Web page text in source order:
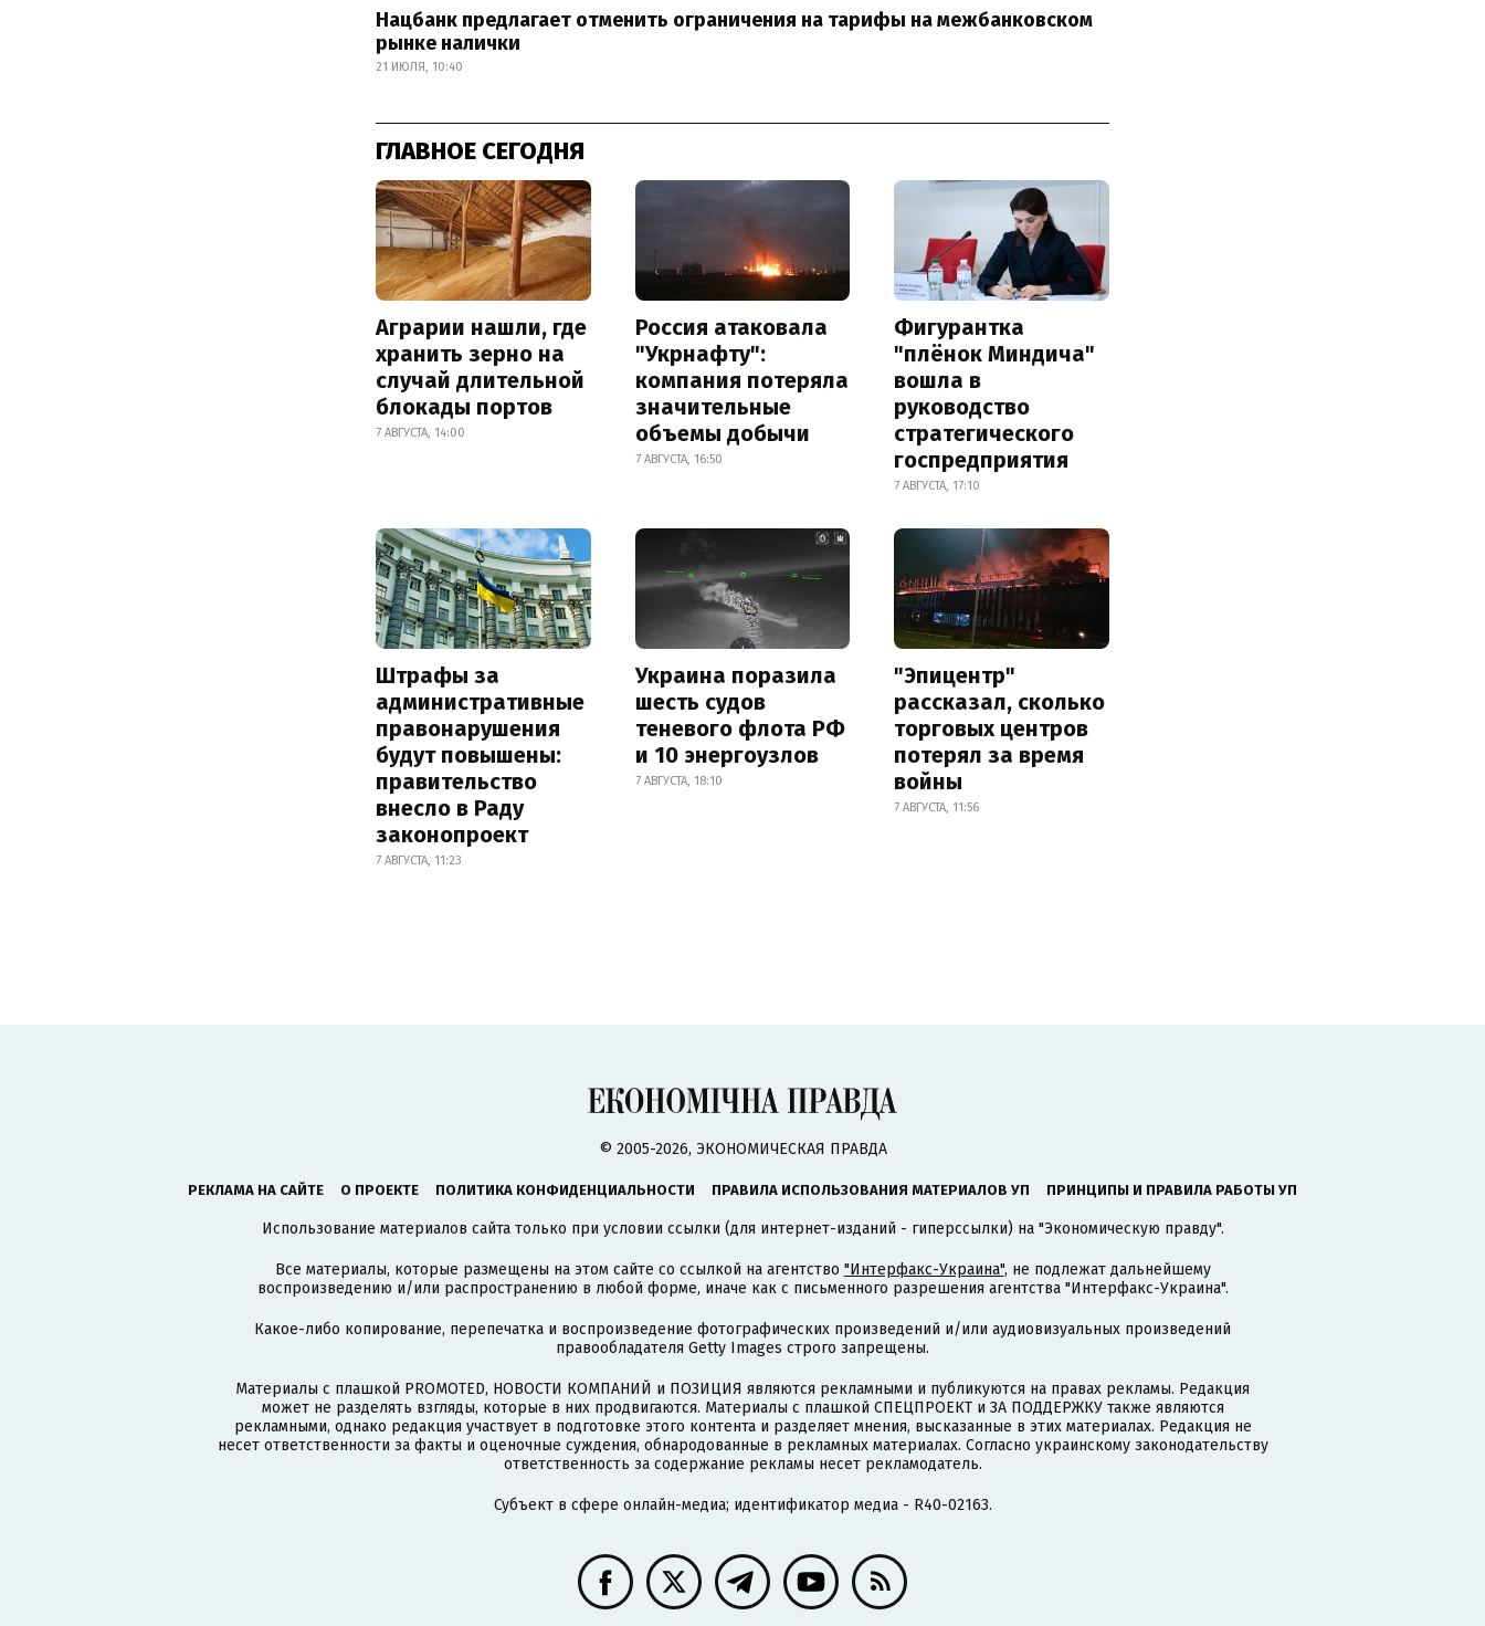
Нацбанк предлагает отменить ограничения на тарифы на межбанковском
рынке налички
21 ИЮЛЯ, 10:40
ГЛАВНОЕ СЕГОДНЯ
Аграрии нашли, где
хранить зерно на
случай длительной
блокады портов
7 АВГУСТА, 14:00
Россия атаковала
"Укрнафту":
компания потеряла
значительные
объемы добычи
7 АВГУСТА, 16:50
Фигурантка
"плёнок Миндича"
вошла в
руководство
стратегического
госпредприятия
7 АВГУСТА, 17:10
Штрафы за
административные
правонарушения
будут повышены:
правительство
внесло в Раду
законопроект
7 АВГУСТА, 11:23
Украина поразила
шесть судов
теневого флота РФ
и 10 энергоузлов
7 АВГУСТА, 18:10
"Эпицентр"
рассказал, сколько
торговых центров
потерял за время
войны
7 АВГУСТА, 11:56
© 2005-2026, ЭКОНОМИЧЕСКАЯ ПРАВДА
РЕКЛАМА НА САЙТЕ О ПРОЕКТЕ ПОЛИТИКА КОНФИДЕНЦИАЛЬНОСТИ ПРАВИЛА ИСПОЛЬЗОВАНИЯ МАТЕРИАЛОВ УП ПРИНЦИПЫ И ПРАВИЛА РАБОТЫ УП
Использование материалов сайта только при условии ссылки (для интернет-изданий - гиперссылки) на "Экономическую правду".
Все материалы, которые размещены на этом сайте со ссылкой на агентство "Интерфакс-Украина", не подлежат дальнейшему
воспроизведению и/или распространению в любой форме, иначе как с письменного разрешения агентства "Интерфакс-Украина".
Какое-либо копирование, перепечатка и воспроизведение фотографических произведений и/или аудиовизуальных произведений
правообладателя Getty Images строго запрещены.
Материалы с плашкой PROMOTED, НОВОСТИ КОМПАНИЙ и ПОЗИЦИЯ являются рекламными и публикуются на правах рекламы. Редакция
может не разделять взгляды, которые в них продвигаются. Материалы с плашкой СПЕЦПРОЕКТ и ЗА ПОДДЕРЖКУ также являются
рекламными, однако редакция участвует в подготовке этого контента и разделяет мнения, высказанные в этих материалах. Редакция не
несет ответственности за факты и оценочные суждения, обнародованные в рекламных материалах. Согласно украинскому законодательству
ответственность за содержание рекламы несет рекламодатель.
Субъект в сфере онлайн-медиа; идентификатор медиа - R40-02163.